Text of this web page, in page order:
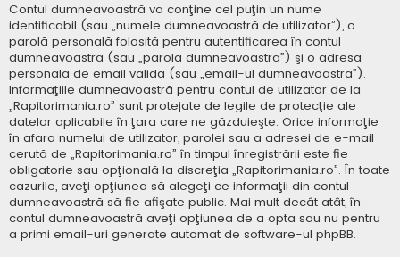
Contul dumneavoastră va conţine cel puţin un nume
identificabil (sau „numele dumneavoastră de utilizator”), o
parolă personală folosită pentru autentificarea în contul
dumneavoastră (sau „parola dumneavoastră”) şi o adresă
personală de email validă (sau „email-ul dumneavoastră”).
Informaţiile dumneavoastră pentru contul de utilizator de la
„Rapitorimania.ro” sunt protejate de legile de protecţie ale
datelor aplicabile în ţara care ne găzduieşte. Orice informaţie
în afara numelui de utilizator, parolei sau a adresei de e-mail
cerută de „Rapitorimania.ro” în timpul înregistrării este fie
obligatorie sau opţională la discreţia „Rapitorimania.ro”. În toate
cazurile, aveţi opţiunea să alegeţi ce informaţii din contul
dumneavoastră să fie afişate public. Mai mult decât atât, în
contul dumneavoastră aveţi opţiunea de a opta sau nu pentru
a primi email-uri generate automat de software-ul phpBB.